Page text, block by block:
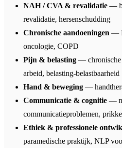
NAH / CVA & revalidatie —
revalidatie, hersenschudding
Chronische aandoeningen —
oncologie, COPD
Pijn & belasting — chronische
arbeid, belasting-belastbaarheid
Hand & beweging —
Communicatie & cognitie —
communicatieproblemen,
Ethiek & professionele
paramedische praktijk, NLP